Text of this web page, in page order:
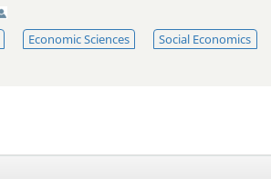
Economic Sciences Social Economics